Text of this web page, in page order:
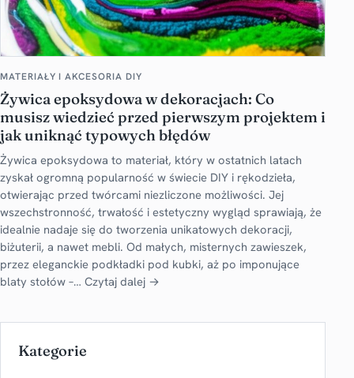
MATERIAŁY I AKCESORIA DIY
Żywica epoksydowa w dekoracjach: Co
musisz wiedzieć przed pierwszym projektem i
jak uniknąć typowych błędów
Żywica epoksydowa to materiał, który w ostatnich latach
zyskał ogromną popularność w świecie DIY i rękodzieła,
otwierając przed twórcami niezliczone możliwości. Jej
wszechstronność, trwałość i estetyczny wygląd sprawiają, że
idealnie nadaje się do tworzenia unikatowych dekoracji,
biżuterii, a nawet mebli. Od małych, misternych zawieszek,
przez eleganckie podkładki pod kubki, aż po imponujące
blaty stołów –… Czytaj dalej →
Kategorie